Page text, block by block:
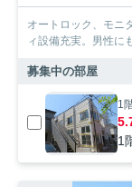
オートロック、モニ
ィ設備充実。男性に
募集中の部屋
1
1